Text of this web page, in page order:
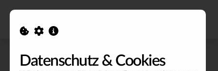
Datenschutz & Cookies